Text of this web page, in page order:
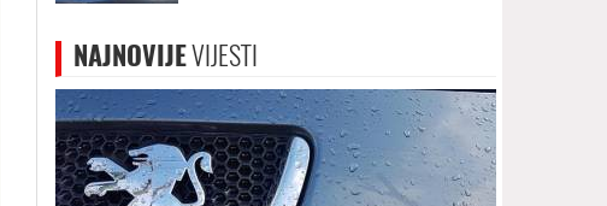
NAJNOVIJEVIJESTI